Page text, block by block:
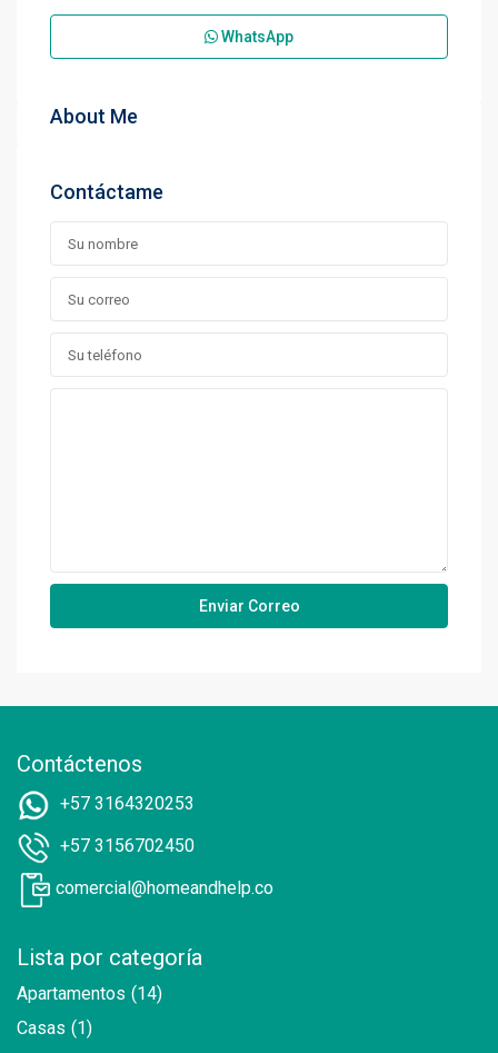
WhatsApp
About Me
Contáctame
Contáctenos
+57 3164320253
+57 3156702450
comercial@homeandhelp.co
Lista por categoría
Apartamentos (14)
Casas (1)